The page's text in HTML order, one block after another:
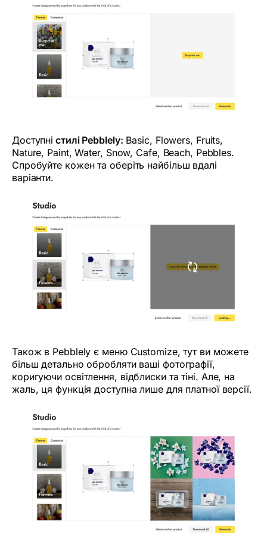
Доступні стилі Pebblely: Basic, Flowers, Fruits,
Nature, Paint, Water, Snow, Cafe, Beach, Pebbles.
Спробуйте кожен та оберіть найбільш вдалі
варіанти.
Також в Pebblely є меню Customize, тут ви можете
більш детально обробляти ваші фотографії,
коригуючи освітлення, відблиски та тіні. Але, на
жаль, ця функція доступна лише для платної версії.